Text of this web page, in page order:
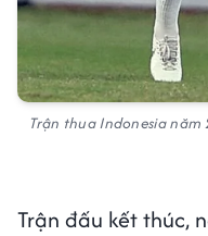
Trận thua Indonesia
Trận đấu kết thúc,